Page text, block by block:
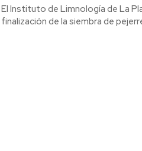
El Instituto de Limnología de La
finalización de la siembra de